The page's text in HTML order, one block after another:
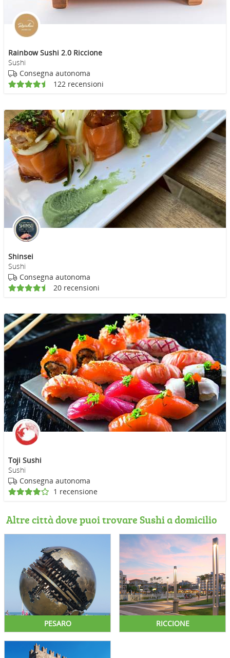
Rainbow Sushi 2.0 Riccione
Sushi
Consegna autonoma
122 recensioni
Shinsei
Sushi
Consegna autonoma
20 recensioni
Toji Sushi
Sushi
Consegna autonoma
1 recensione
Altre città dove puoi trovare Sushi a domicilio
PESARO RICCIONE